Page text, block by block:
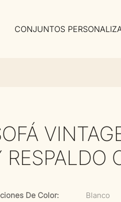
CONJUNTOS
RESPALDO
De Color:
Blanco